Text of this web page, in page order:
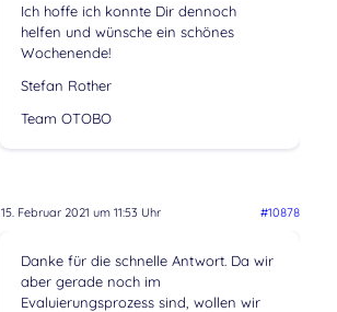
Ich hoffe ich konnte Dir dennoch
helfen und wünsche ein schönes
Wochenende!
Stefan Rother
Team OTOBO
15. Februar 2021 um 11:53 Uhr #10878
Danke für die schnelle Antwort. Da wir
aber gerade noch im
Evaluierungsprozess sind, wollen wir